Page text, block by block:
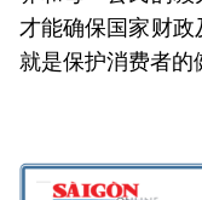
才能确保国家财政
就是保护消费者